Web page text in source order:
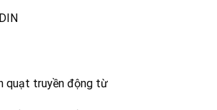
quạt truyền động từ